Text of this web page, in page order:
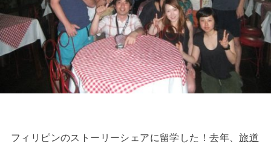
フィリピンのストーリーシェアに留学した！去年、旅道